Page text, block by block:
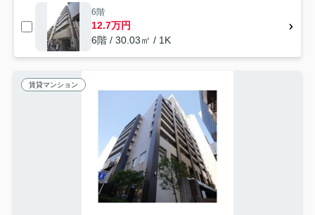
6階
12.7万円
6階 / 30.03㎡ / 1K
賃貸マンション